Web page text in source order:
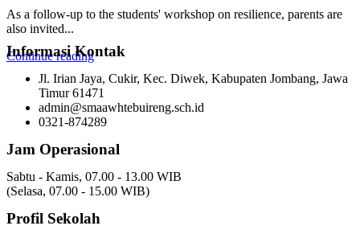
As a follow-up to the students' workshop on resilience, parents are
also invited...
Continue reading
Informasi Kontak
Jl. Irian Jaya, Cukir, Kec. Diwek, Kabupaten Jombang, Jawa
Timur 61471
admin@smaawhtebuireng.sch.id
0321-874289
Jam Operasional
Sabtu - Kamis, 07.00 - 13.00 WIB
(Selasa, 07.00 - 15.00 WIB)
Profil Sekolah